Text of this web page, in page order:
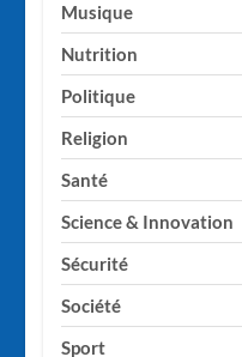
Musique
Nutrition
Politique
Religion
Santé
Science & Innovation
Sécurité
Société
Sport